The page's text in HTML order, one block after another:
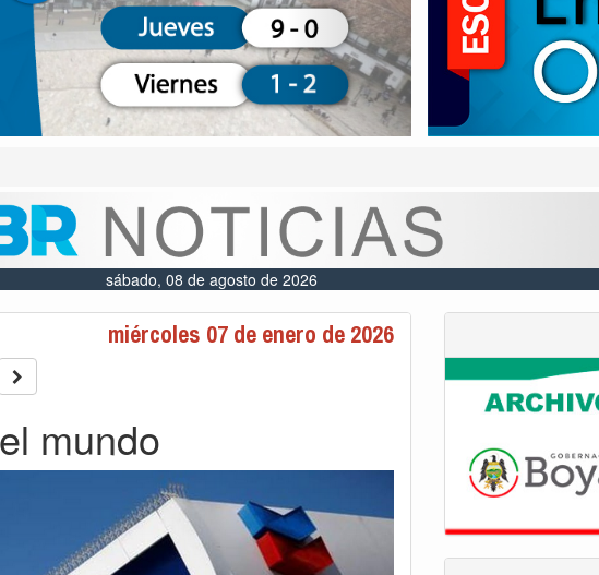
sábado, 08 de agosto de 2026
miércoles 07 de enero de 2026
mundo